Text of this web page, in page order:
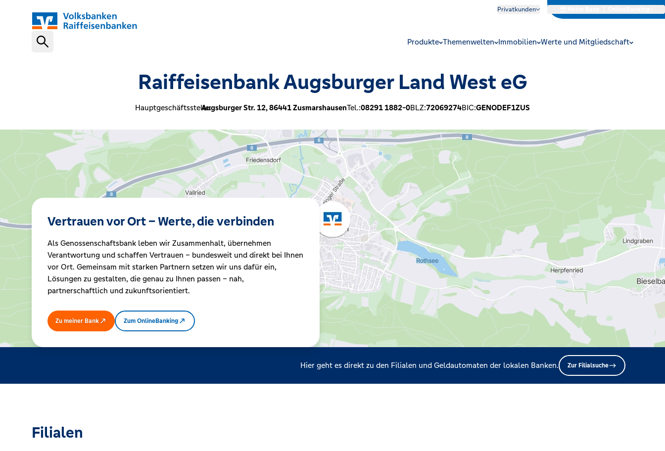
Privatkunden
VR Banking App
Kreditrechner
Immobilien
Produkte Themenwelten Immobilien Werte und Mitgliedschaft
Raiffeisenbank Augsburger Land West eG
Hauptgeschäftsstelle:Augsburger Str. 12,86441ZusmarshausenTel.:08291 1882-0BLZ:72069274BIC:GENODEF1ZUS
Vertrauen vor Ort – Werte, die verbinden
Als Genossenschaftsbank leben wir Zusammenhalt, übernehmen
Verantwortung und schaffen Vertrauen – bundesweit und direkt bei Ihnen
vor Ort. Gemeinsam mit starken Partnern setzen wir uns dafür ein,
Lösungen zu gestalten, die genau zu Ihnen passen – nah,
partnerschaftlich und zukunftsorientiert.
Zu meiner Bank Zum OnlineBanking
Hier geht es direkt zu den Filialen und Geldautomaten der lokalen Banken. Zur Filialsuche
Filialen